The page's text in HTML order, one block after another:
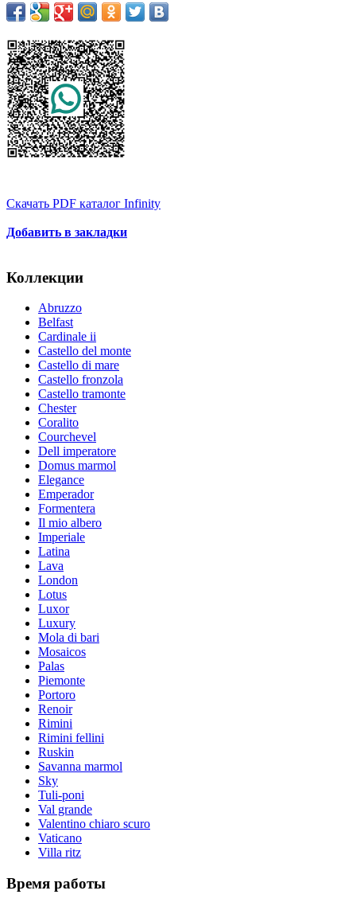
Скачать PDF каталог Infinity
Добавить в закладки
Коллекции
Abruzzo
Belfast
Cardinale ii
Castello del monte
Castello di mare
Castello fronzola
Castello tramonte
Chester
Coralito
Courchevel
Dell imperatore
Domus marmol
Elegance
Emperador
Formentera
Il mio albero
Imperiale
Latina
Lava
London
Lotus
Luxor
Luxury
Mola di bari
Mosaicos
Palas
Piemonte
Portoro
Renoir
Rimini
Rimini fellini
Ruskin
Savanna marmol
Sky
Tuli-poni
Val grande
Valentino chiaro scuro
Vaticano
Villa ritz
Время работы